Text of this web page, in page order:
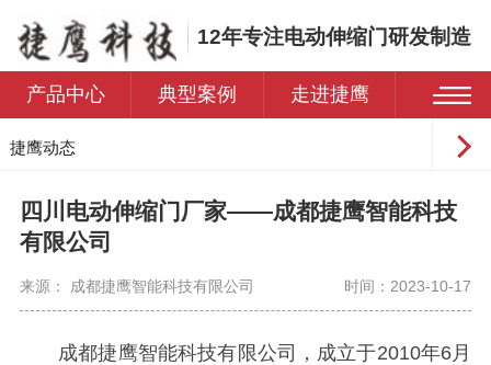
12年专注电动伸缩门研发制造
产品中心 典型案例 走进捷鹰
捷鹰动态
四川电动伸缩门厂家——成都捷鹰智能科技
有限公司
来源： 成都捷鹰智能科技有限公司 时间：2023-10-17
成都捷鹰智能科技有限公司，成立于2010年6月